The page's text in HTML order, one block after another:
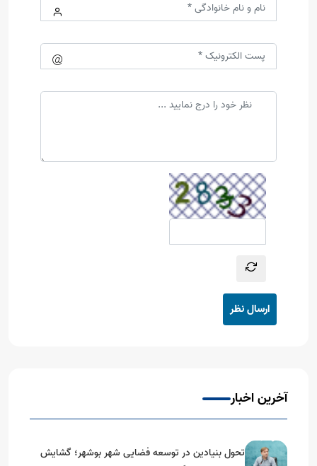
ارسال نظر
آخرین اخبار
تحول بنیادین در توسعه فضایی شهر بوشهر؛ گشایش